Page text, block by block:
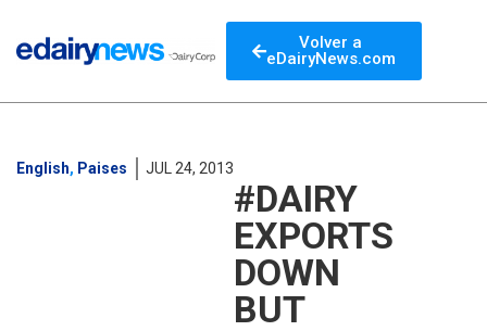
Volver a
eDairyNews.com
English, Paises JUL 24, 2013
#DAIRY
EXPORTS
DOWN
BUT